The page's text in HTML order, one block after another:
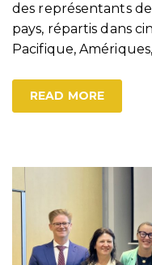
des représentants
pays, répartis dans
Pacifique, Amériques,
READ MORE